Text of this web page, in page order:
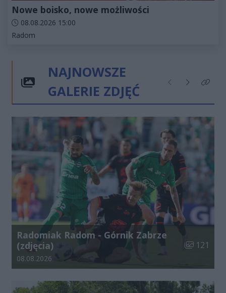
Nowe boisko, nowe możliwości
Data dodania artykułu:
08.08.2026 15:00
Kategorie artykułu:
Radom
NAJNOWSZE
GALERIE ZDJĘĆ
Poprzednie
NastępneKliknij
Radomiak Radom - Górnik Zabrze
(zdjęcia)
Liczba
121
Data dodania galerii:
08.08.2026